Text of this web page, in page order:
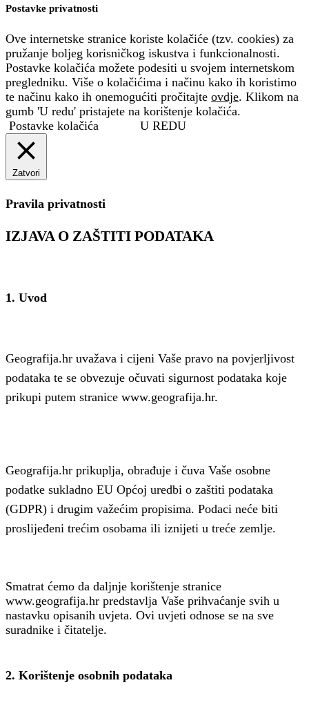
Postavke privatnosti
Ove internetske stranice koriste kolačiće (tzv. cookies) za
pružanje boljeg korisničkog iskustva i funkcionalnosti.
Postavke kolačića možete podesiti u svojem internetskom
pregledniku. Više o kolačićima i načinu kako ih koristimo
te načinu kako ih onemogućiti pročitajte ovdje. Klikom na
gumb 'U redu' pristajete na korištenje kolačića.
Postavke kolačića
U REDU
Zatvori
Pravila privatnosti
IZJAVA O ZAŠTITI PODATAKA
1. Uvod
Geografija.hr uvažava i cijeni Vaše pravo na povjerljivost
podataka te se obvezuje očuvati sigurnost podataka koje
prikupi putem stranice www.geografija.hr.
Geografija.hr prikuplja, obrađuje i čuva Vaše osobne
podatke sukladno EU Općoj uredbi o zaštiti podataka
(GDPR) i drugim važećim propisima. Podaci neće biti
proslijeđeni trećim osobama ili iznijeti u treće zemlje.
Smatrat ćemo da daljnje korištenje stranice
www.geografija.hr predstavlja Vaše prihvaćanje svih u
nastavku opisanih uvjeta. Ovi uvjeti odnose se na sve
suradnike i čitatelje.
2. Korištenje osobnih podataka